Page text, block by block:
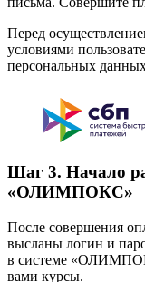
Перед
условиями
персональных
Шаг 3. Начало
«ОЛИМПОКС»
После совершения
высланы логин и
в системе
вами курсы.